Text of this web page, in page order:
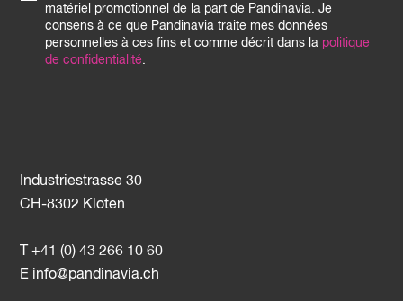
Industriestrasse 30
CH-8302 Kloten
T +41 (0) 43 266 10 60
E info@pandinavia.ch
matériel promotionnel de la part de Pandinavia. Je
consens à ce que Pandinavia traite mes données
personnelles à ces fins et comme décrit dans la politique
de confidentialité.